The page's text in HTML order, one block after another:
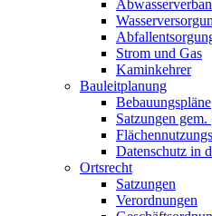
Strom und Gas
Kaminkehrer
Bauleitplanung
Bebauungspläne
Satzungen
Datenschutz in
Ortsrecht
Satzungen
Verordnungen